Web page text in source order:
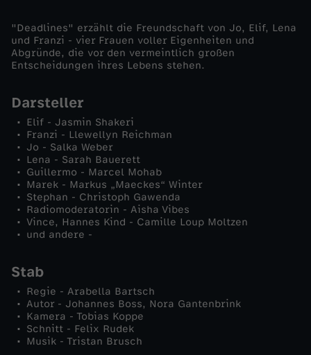
e
r
l
i
n
g
s
t
a
g
"Deadlines" erzählt die Freundschaft von Jo, Elif, Lena
und Franzi - vier Frauen voller Eigenheiten und
Abgründe, die vor den vermeintlich großen
Entscheidungen ihres Lebens stehen.
Darsteller
Elif - Jasmin Shakeri
Franzi - Llewellyn Reichman
Jo - Salka Weber
Lena - Sarah Bauerett
Guillermo - Marcel Mohab
Marek - Markus „Maeckes“ Winter
Stephan - Christoph Gawenda
Radiomoderatorin - Aisha Vibes
Vince, Hannes Kind - Camille Loup Moltzen
und andere -
Stab
Regie - Arabella Bartsch
Autor - Johannes Boss, Nora Gantenbrink
Kamera - Tobias Koppe
Schnitt - Felix Rudek
Musik - Tristan Brusch